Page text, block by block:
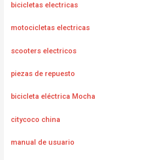
bicicletas electricas
motocicletas electricas
scooters electricos
piezas de repuesto
bicicleta eléctrica Mocha
citycoco china
manual de usuario